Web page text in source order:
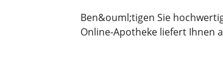
Ben&ouml;tigen Sie
Online-Apotheke liefert Ihnen